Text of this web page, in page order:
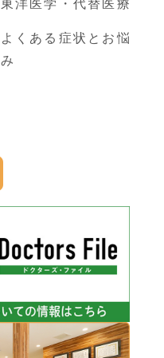
東洋医学・代替医療
よくある症状とお悩
み